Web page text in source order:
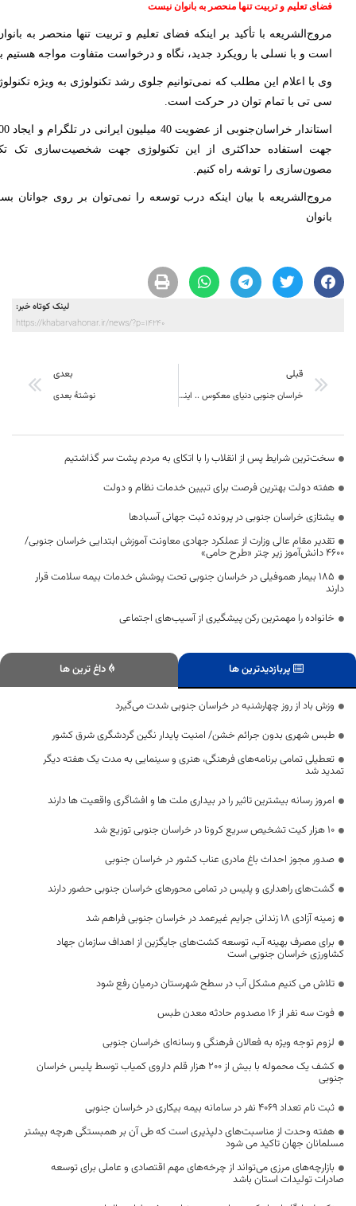
فضای تعلیم و تربیت تنها منحصر به بانوان نیست
مروج‌الشریعه با تأکید بر اینکه فضای تعلیم و تربیت تنها منحصر به
است و با نسلی با رویکرد جدید، نگاه و درخواست متفاوت مواجه
وی با اعلام این مطلب که نمی‌توانیم جلوی رشد تکنولوژی به ویژه
سی تی با تمام توان در حرکت است.
جهت استفاده حداکثری از این تکنولوژی جهت شخصیت‌سازی تک
مصون‌سازی را توشه راه کنیم.
مروج‌الشریعه با بیان اینکه درب توسعه را نمی‌توان بر روی جوانان
بانوان
لینک کوتاه خبر:
https://khabarvahonar.ir/news/?p=14240
قبلی
خراسان جنوبی دنیای معکوس .. اینجا بخش خصوصی در تمام حوزه ها محکوم به فنا است
بعدی
نوشتهٔ بعدی
سخت‌ترین شرایط پس از انقلاب را با اتکای به مردم پشت سر گذاشتیم
هفته دولت بهترین فرصت برای تبیین خدمات نظام و دولت
یشتازی خراسان جنوبی در پرونده ثبت جهانی آسبادها
تقدیر مقام عالی وزارت از عملکرد جهادی معاونت آموزش ابتدایی خراسان جنوبی/
۴۶۰۰ دانش‌آموز زیر چتر «طرح حامی»
۱۸۵ بیمار هموفیلی در خراسان جنوبی تحت پوشش خدمات بیمه سلامت قرار
دارند
خانواده را مهمترین رکن پیشگیری از آسیب‌های اجتماعی
پربازدیدترین ها داغ ترین ها
وزش باد از روز چهارشنبه در خراسان جنوبی شدت می‌گیرد
طبس شهری بدون جرائم خشن/ امنیت پایدار نگین گردشگری شرق کشور
تعطیلی تمامی برنامه‌های فرهنگی، هنری و سینمایی به مدت یک هفته دیگر
تمدید شد
امروز رسانه بیشترین تاثیر را در بیداری ملت ها و افشاگری واقعیت ها دارند
۱۰ هزار کیت تشخیص سریع کرونا در خراسان جنوبی توزیع شد
صدور مجوز احداث باغ مادری عناب کشور در خراسان جنوبی
گشت‌های راهداری و پلیس در تمامی محورهای خراسان جنوبی حضور دارند
زمینه آزادی ۱۸ زندانی جرایم غیرعمد در خراسان جنوبی فراهم شد
برای مصرف بهینه آب، توسعه کشت‌های جایگزین از اهداف سازمان جهاد
کشاورزی خراسان جنوبی است
تلاش می کنیم مشکل آب در سطح شهرستان درمیان رفع شود
فوت سه نفر از ۱۶ مصدوم حادثه معدن طبس
لزوم توجه ویژه به فعالان فرهنگی و رسانه‌ای خراسان جنوبی
کشف یک محموله با بیش از ۲۰۰ هزار قلم داروی کمیاب توسط پلیس خراسان
جنوبی
ثبت نام تعداد 4069 نفر در سامانه بیمه بیکاری در خراسان جنوبی
هفته وحدت از مناسبت‌های دلپذیری است که طی آن بر همبستگی هرچه بیشتر
مسلمانان جهان تاکید می شود
بازارچه‌های مرزی می‌تواند از چرخه‌های مهم اقتصادی و عاملی برای توسعه
صادرات تولیدات استان باشد